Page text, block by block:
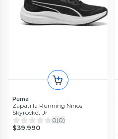
Puma
Zapatilla Running Niños
Skyrocket Jr
0(0)
$39.990